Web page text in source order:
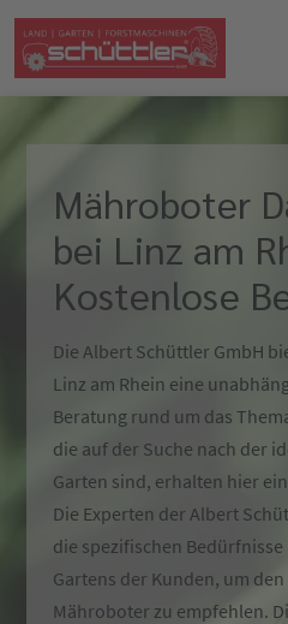
Mähroboter
bei Linz am
Kostenlose
Die Albert Schüttler GmbH
Linz am Rhein eine
Beratung rund um das
die auf der Suche nach der
Garten sind, erhalten hier
Die Experten der Albert
die spezifischen
Gartens der Kunden, um
Mähroboter zu empfehlen.